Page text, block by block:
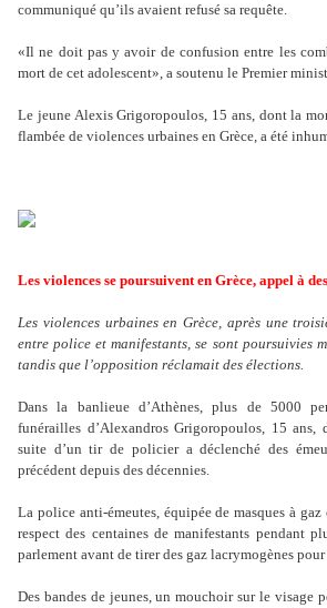
communiqué qu’ils avaient refusé sa requête.
«Il ne doit pas y avoir de confusion entre les
mort de cet adolescent», a soutenu le Premier
Le jeune Alexis Grigoropoulos, 15 ans, dont la
flambée de violences urbaines en Grèce, a été
Les violences se poursuivent en Grèce, appel à
Les violences urbaines en Grèce, après une
entre police et manifestants, se sont poursuivies
tandis que l’opposition réclamait des élections.
Dans la banlieue d’Athènes, plus de 5000
funérailles d’Alexandros Grigoropoulos, 15
suite d’un tir de policier a déclenché des
précédent depuis des décennies.
La police anti-émeutes, équipée de masques à
respect des centaines de manifestants pendant
parlement avant de tirer des gaz lacrymogènes pour
Des bandes de jeunes, un mouchoir sur le visage